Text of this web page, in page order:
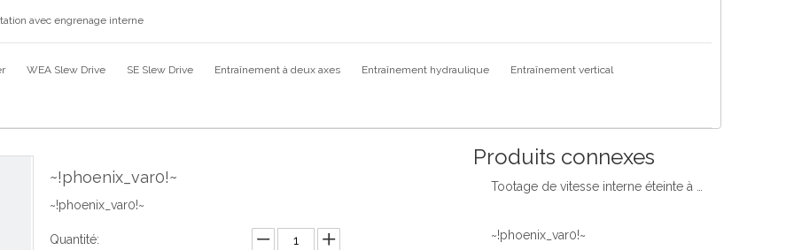
avec engrenage interne
WEA Slew Drive SE Slew Drive Entraînement à deux axes Entraînement hydraulique Entraînement vertical
~!phoenix_var0!~
~!phoenix_var0!~
Quantité:
Produits connexes
~!phoenix_var0!~